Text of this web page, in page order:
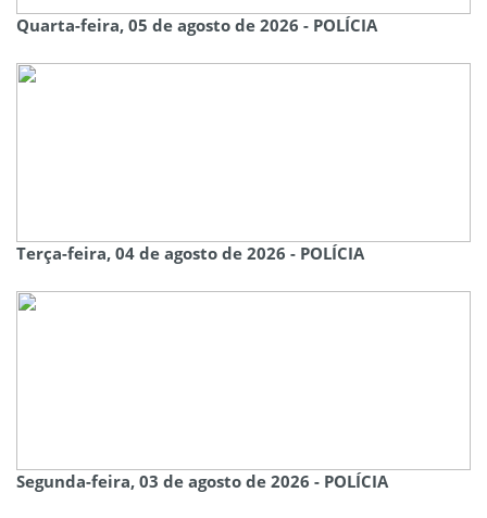
Quarta-feira, 05 de agosto de 2026 - POLÍCIA
Terça-feira, 04 de agosto de 2026 - POLÍCIA
Segunda-feira, 03 de agosto de 2026 - POLÍCIA